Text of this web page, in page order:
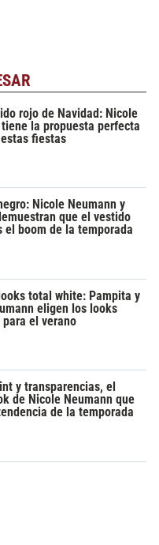
rojo de Navidad: Nicole
la propuesta perfecta
fiestas
Nicole Neumann y
que el vestido
el boom de la temporada
total white: Pampita y
eligen los looks
el verano
y transparencias, el
de Nicole Neumann que
de la temporada